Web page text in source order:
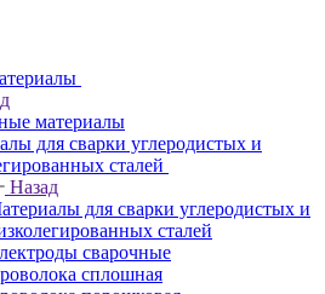
материалы
для сварки углеродистых и
сталей
Назад
для сварки углеродистых и
сталей
сварочные
сплошная